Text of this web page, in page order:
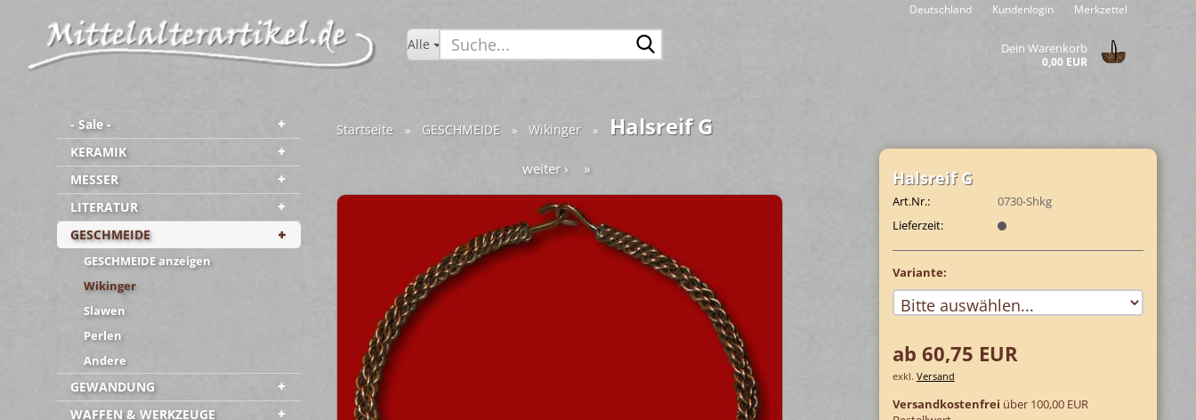
Deutschland Kundenlogin Merkzettel
Alle Dein Warenkorb
0,00 EUR
Startseite » GESCHMEIDE » Wikinger » Halsreif G
weiter › » Hals­reif G
Art.Nr.:
0730-Shkg
Lieferzeit:
Variante:
ab 60,75 EUR
exkl. Versand
Versandkostenfrei über 100,00 EUR
- Sale -
KERAMIK
MESSER
LITERATUR
GESCHMEIDE
GESCHMEIDE anzeigen
Wikinger
Slawen
Perlen
Andere
GEWANDUNG
WAFFEN & WERKZEUGE